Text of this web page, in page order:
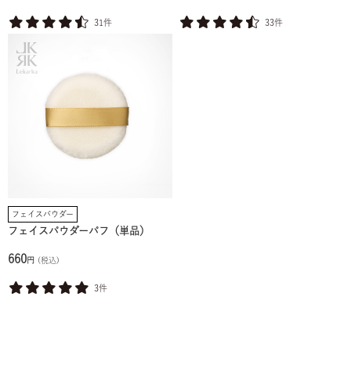
31件 33件
フェイスパウダー
フェイスパウダーパフ（単品）
660 円 (税込)
3件